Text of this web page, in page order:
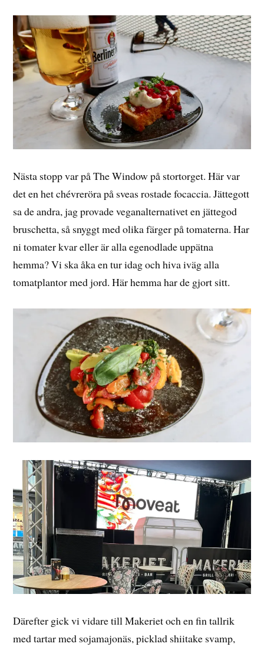
Nästa stopp var på The Window på stortorget. Här var
det en het chévreröra på sveas rostade focaccia. Jättegott
sa de andra, jag provade veganalternativet en jättegod
bruschetta, så snyggt med olika färger på tomaterna. Har
ni tomater kvar eller är alla egenodlade uppätna
hemma? Vi ska åka en tur idag och hiva iväg alla
tomatplantor med jord. Här hemma har de gjort sitt.
Därefter gick vi vidare till Makeriet och en fin tallrik
med tartar med sojamajonäs, picklad shiitake svamp,